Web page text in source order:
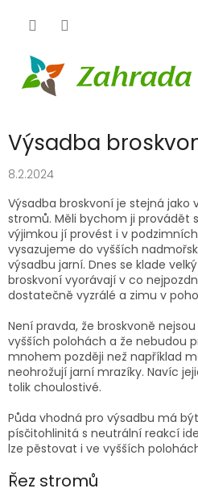
Výsadba
8.2.2024
Výsadba broskvoní je stejná
stromů. Měli bychom ji provádět
výjimkou jí provést i v
vysazujeme do vyšších
výsadbu jarní. Dnes se klade
broskvoní vyorávají v co
dostatečně vyzrálé a zimu v
Není pravda, že broskvoně
vyšších polohách a že nebudou
mnohem později než například
neohrožují jarní mrazíky. Navíc
tolik choulostivé.
Půda vhodná pro výsadbu má
písčitohlinitá s neutrální reakcí
lze pěstovat i ve vyšších
Řez stromů